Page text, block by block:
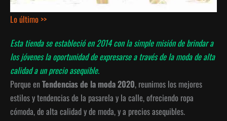
Lo último >>
Esta tienda se estableció en 2014 con la simple misión de brindar a
los jóvenes la oportunidad de expresarse a través de la moda de alta
calidad a un precio asequible.
Porque enTendencias de la moda 2020, reunimos los mejores
estilos y tendencias de la pasarela y la calle, ofreciendo ropa
cómoda, de alta calidad y de moda, y a precios asequibles.